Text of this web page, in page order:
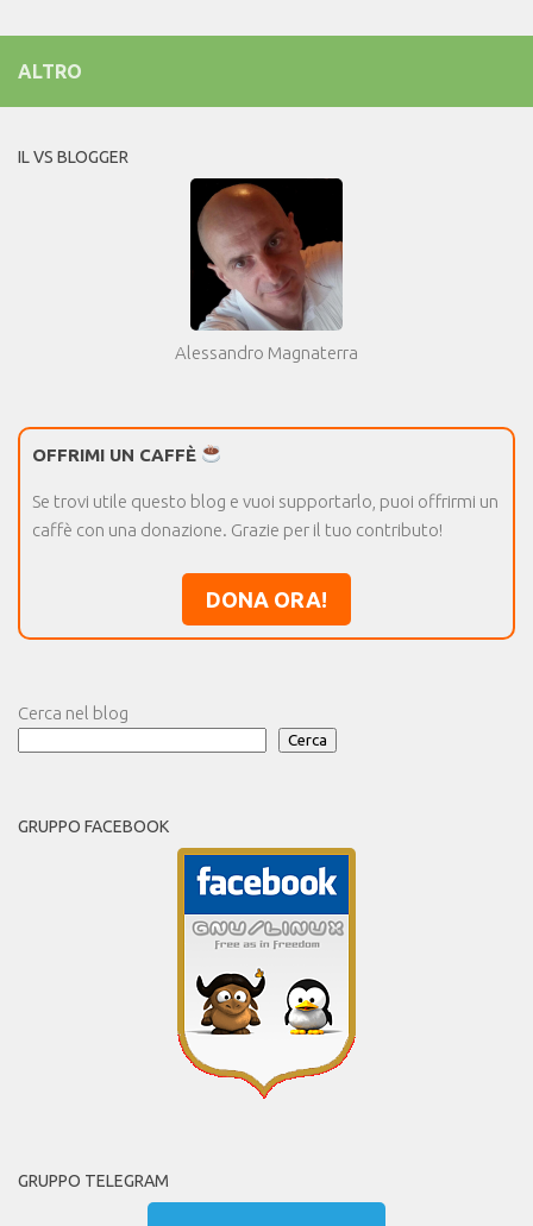
ALTRO
IL VS BLOGGER
Alessandro Magnaterra
OFFRIMI UN CAFFÈ
Se trovi utile questo blog e vuoi supportarlo, puoi offrirmi un
caffè con una donazione. Grazie per il tuo contributo!
DONA ORA!
Cerca nel blog
Cerca
GRUPPO FACEBOOK
GRUPPO TELEGRAM